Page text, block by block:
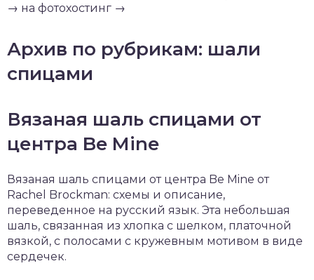
→ на фотохостинг →
Архив по рубрикам: шали
спицами
Вязаная шаль спицами от
центра Be Mine
Вязаная шаль спицами от центра Be Mine от
Rachel Brockman: схемы и описание,
переведенное на русский язык. Эта небольшая
шаль, связанная из хлопка с шелком, платочной
вязкой, с полосами с кружевным мотивом в виде
сердечек.